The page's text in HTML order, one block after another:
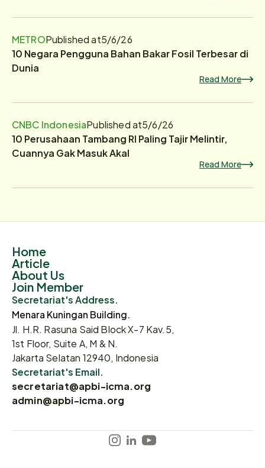
METROPublished at5/6/26
10 Negara Pengguna Bahan Bakar Fosil Terbesar di
Dunia
Read More
CNBC IndonesiaPublished at5/6/26
10 Perusahaan Tambang RI Paling Tajir Melintir,
Cuannya Gak Masuk Akal
Read More
Home
Article
About Us
Join Member
Secretariat's Address.
Menara Kuningan Building.
Jl. H.R. Rasuna Said Block X-7 Kav.5,
1st Floor, Suite A, M & N.
Jakarta Selatan 12940, Indonesia
Secretariat's Email.
secretariat@apbi-icma.org
admin@apbi-icma.org